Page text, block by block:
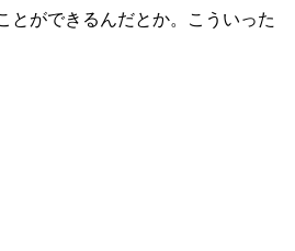
とができるんだとか。こういった